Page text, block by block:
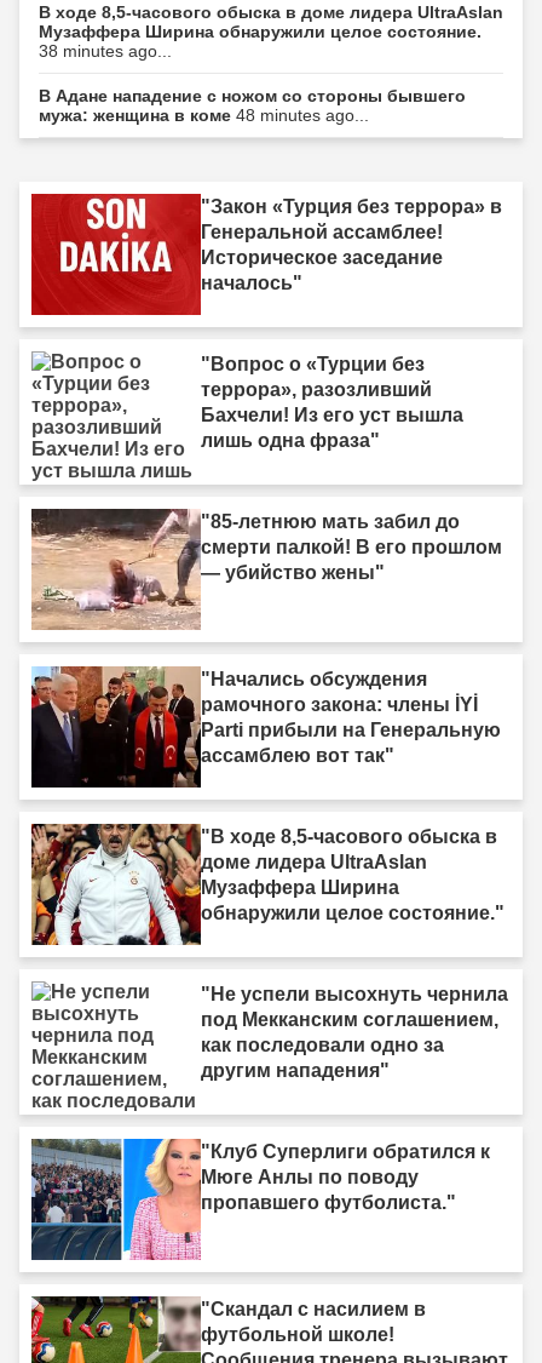
В ходе 8,5-часового обыска в доме лидера UltraAslan
Музаффера Ширина обнаружили целое состояние.
38 minutes ago...
В Адане нападение с ножом со стороны бывшего
мужа: женщина в коме 48 minutes ago...
"Закон «Турция без террора» в
Генеральной ассамблее!
Историческое заседание
началось"
"Вопрос о «Турции без
террора», разозливший
Бахчели! Из его уст вышла
лишь одна фраза"
"85-летнюю мать забил до
смерти палкой! В его прошлом
— убийство жены"
"Начались обсуждения
рамочного закона: члены İYİ
Parti прибыли на Генеральную
ассамблею вот так"
"В ходе 8,5-часового обыска в
доме лидера UltraAslan
Музаффера Ширина
обнаружили целое состояние."
"Не успели высохнуть чернила
под Мекканским соглашением,
как последовали одно за
другим нападения"
"Клуб Суперлиги обратился к
Мюге Анлы по поводу
пропавшего футболиста."
"Скандал с насилием в
футбольной школе!